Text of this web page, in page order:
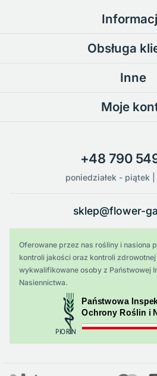
Obsługa
Inne
Moje
+48 790
poniedziałek - piątek
sklep@flower-
Oferowane przez nas rośliny i nasiona
kontroli jakości oraz kontroli
wykwalifikowane osoby z Państwowej
Nasiennictwa.